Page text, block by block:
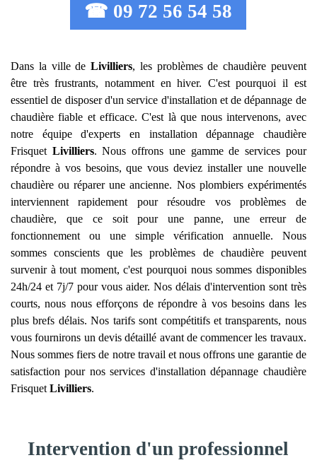
☎ 09 72 56 54 58
Dans la ville de Livilliers, les problèmes de chaudière peuvent
être très frustrants, notamment en hiver. C'est pourquoi il est
essentiel de disposer d'un service d'installation et de dépannage de
chaudière fiable et efficace. C'est là que nous intervenons, avec
notre équipe d'experts en installation dépannage chaudière
Frisquet Livilliers. Nous offrons une gamme de services pour
répondre à vos besoins, que vous deviez installer une nouvelle
chaudière ou réparer une ancienne. Nos plombiers expérimentés
interviennent rapidement pour résoudre vos problèmes de
chaudière, que ce soit pour une panne, une erreur de
fonctionnement ou une simple vérification annuelle. Nous
sommes conscients que les problèmes de chaudière peuvent
survenir à tout moment, c'est pourquoi nous sommes disponibles
24h/24 et 7j/7 pour vous aider. Nos délais d'intervention sont très
courts, nous nous efforçons de répondre à vos besoins dans les
plus brefs délais. Nos tarifs sont compétitifs et transparents, nous
vous fournirons un devis détaillé avant de commencer les travaux.
Nous sommes fiers de notre travail et nous offrons une garantie de
satisfaction pour nos services d'installation dépannage chaudière
Frisquet Livilliers.
Intervention d'un professionnel